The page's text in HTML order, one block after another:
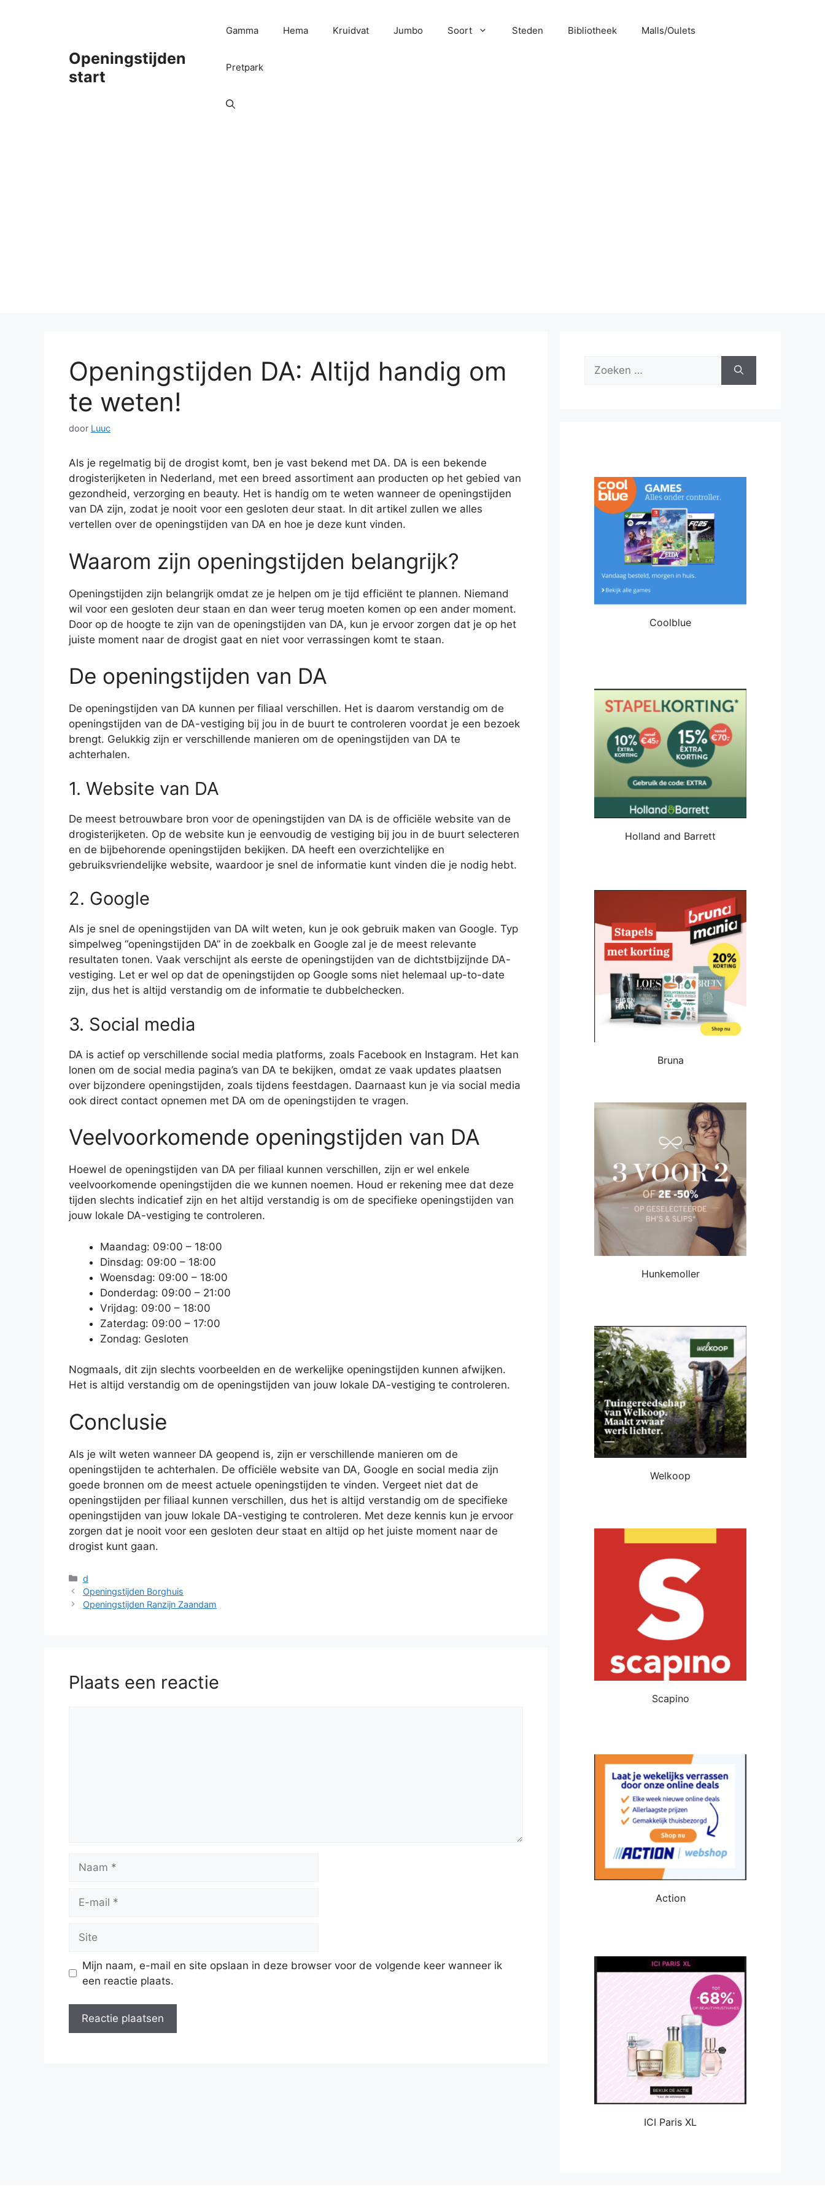
Openingstijden
start
Gamma Hema Kruidvat Jumbo Soort Steden Bibliotheek Malls/Oulets
Pretpark
Openingstijden DA: Altijd handig om
te weten!
door Luuc
Als je regelmatig bij de drogist komt, ben je vast bekend met DA. DA is een bekende
drogisterijketen in Nederland, met een breed assortiment aan producten op het gebied van
gezondheid, verzorging en beauty. Het is handig om te weten wanneer de openingstijden
van DA zijn, zodat je nooit voor een gesloten deur staat. In dit artikel zullen we alles
vertellen over de openingstijden van DA en hoe je deze kunt vinden.
Waarom zijn openingstijden belangrijk?
Openingstijden zijn belangrijk omdat ze je helpen om je tijd efficiënt te plannen. Niemand
wil voor een gesloten deur staan en dan weer terug moeten komen op een ander moment.
Door op de hoogte te zijn van de openingstijden van DA, kun je ervoor zorgen dat je op het
juiste moment naar de drogist gaat en niet voor verrassingen komt te staan.
De openingstijden van DA
De openingstijden van DA kunnen per filiaal verschillen. Het is daarom verstandig om de
openingstijden van de DA-vestiging bij jou in de buurt te controleren voordat je een bezoek
brengt. Gelukkig zijn er verschillende manieren om de openingstijden van DA te
achterhalen.
1. Website van DA
De meest betrouwbare bron voor de openingstijden van DA is de officiële website van de
drogisterijketen. Op de website kun je eenvoudig de vestiging bij jou in de buurt selecteren
en de bijbehorende openingstijden bekijken. DA heeft een overzichtelijke en
gebruiksvriendelijke website, waardoor je snel de informatie kunt vinden die je nodig hebt.
2. Google
Als je snel de openingstijden van DA wilt weten, kun je ook gebruik maken van Google. Typ
simpelweg “openingstijden DA” in de zoekbalk en Google zal je de meest relevante
resultaten tonen. Vaak verschijnt als eerste de openingstijden van de dichtstbijzijnde DA-
vestiging. Let er wel op dat de openingstijden op Google soms niet helemaal up-to-date
zijn, dus het is altijd verstandig om de informatie te dubbelchecken.
3. Social media
DA is actief op verschillende social media platforms, zoals Facebook en Instagram. Het kan
lonen om de social media pagina’s van DA te bekijken, omdat ze vaak updates plaatsen
over bijzondere openingstijden, zoals tijdens feestdagen. Daarnaast kun je via social media
ook direct contact opnemen met DA om de openingstijden te vragen.
Veelvoorkomende openingstijden van DA
Hoewel de openingstijden van DA per filiaal kunnen verschillen, zijn er wel enkele
veelvoorkomende openingstijden die we kunnen noemen. Houd er rekening mee dat deze
tijden slechts indicatief zijn en het altijd verstandig is om de specifieke openingstijden van
jouw lokale DA-vestiging te controleren.
Maandag: 09:00 – 18:00
Dinsdag: 09:00 – 18:00
Woensdag: 09:00 – 18:00
Donderdag: 09:00 – 21:00
Vrijdag: 09:00 – 18:00
Zaterdag: 09:00 – 17:00
Zondag: Gesloten
Nogmaals, dit zijn slechts voorbeelden en de werkelijke openingstijden kunnen afwijken.
Het is altijd verstandig om de openingstijden van jouw lokale DA-vestiging te controleren.
Conclusie
Als je wilt weten wanneer DA geopend is, zijn er verschillende manieren om de
openingstijden te achterhalen. De officiële website van DA, Google en social media zijn
goede bronnen om de meest actuele openingstijden te vinden. Vergeet niet dat de
openingstijden per filiaal kunnen verschillen, dus het is altijd verstandig om de specifieke
openingstijden van jouw lokale DA-vestiging te controleren. Met deze kennis kun je ervoor
zorgen dat je nooit voor een gesloten deur staat en altijd op het juiste moment naar de
drogist kunt gaan.
Categorieën
d
Openingstijden Borghuis
Openingstijden Ranzijn Zaandam
Plaats een reactie
mail
Mijn naam, e-mail en site opslaan in deze browser voor de volgende keer wanneer ik
een reactie plaats.
Zoek
Coolblue
Holland and Barrett
Bruna
Hunkemoller
Welkoop
Scapino
Action
ICI Paris XL